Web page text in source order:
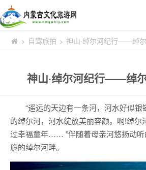
> 自驾旅拍 > 神山·绰尔河纪行——绰
神山·绰尔河纪行——绰
“遥远的天边有一条河，河水好似银
的绰尔河，河水绽放美丽容颜。啊!绰尔
过幸福童年…… ”伴随着母亲河悠扬动
旎的绰尔河畔。